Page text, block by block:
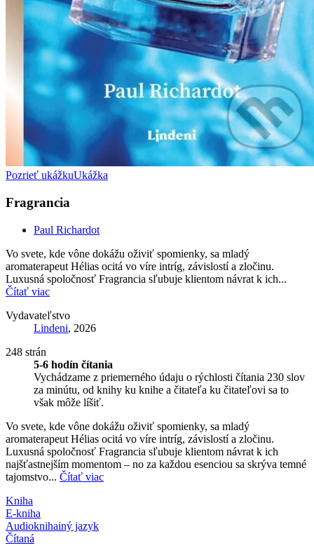
Pozrieť ukážkuUkážka
Fragrancia
Paul Richardot
Vo svete, kde vône dokážu oživiť spomienky, sa mladý
aromaterapeut Hélias ocitá vo víre intríg, závislostí a zločinu.
Luxusná spoločnosť Fragrancia sľubuje klientom návrat k ich...
Čítať viac
Vydavateľstvo
Lindeni, 2026
248 strán
5-6 hodín čítania
Vychádzame z priemerného údaju o rýchlosti čítania 230 slov
za minútu, od knihy ku knihe a čitateľa ku čitateľovi sa to
však môže líšiť.
Vo svete, kde vône dokážu oživiť spomienky, sa mladý
aromaterapeut Hélias ocitá vo víre intríg, závislostí a zločinu.
Luxusná spoločnosť Fragrancia sľubuje klientom návrat k ich
najšťastnejším momentom – no za každou esenciou sa skrýva temné
tajomstvo... Čítať viac
Kniha
E-kniha
Audioknihainý jazyk
Čítaná